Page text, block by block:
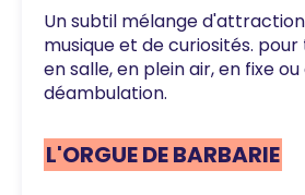
Un subtil mélange
musique et de curiosités.
en salle, en plein air, en fixe ou
déambulation.
L'ORGUE DE BARBARIE